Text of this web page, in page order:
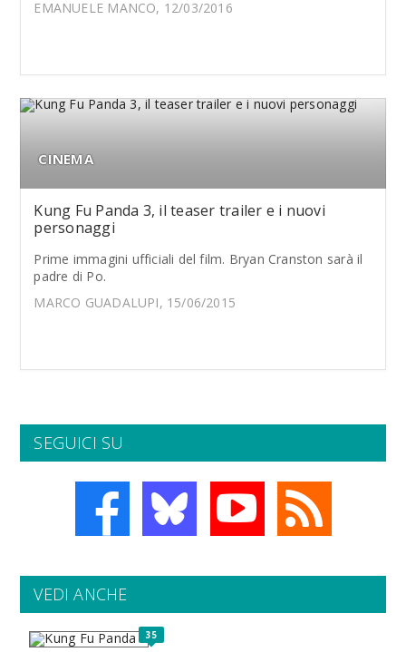
EMANUELE MANCO, 12/03/2016
CINEMA
Kung Fu Panda 3, il teaser trailer e i nuovi
personaggi
Prime immagini ufficiali del film. Bryan Cranston sarà il
padre di Po.
MARCO GUADALUPI, 15/06/2015
SEGUICI SU
VEDI ANCHE
35